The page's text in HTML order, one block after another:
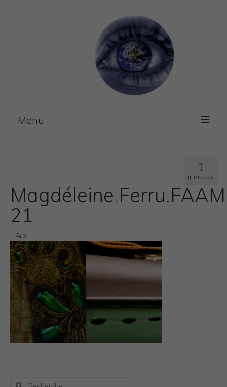
Menu
Journal
Blog
Photos Inspiration / Voyages
Boutique
Bio.FR
Bio.EN
Contact
1
JUIN 2024
21
| 0
Rechercher